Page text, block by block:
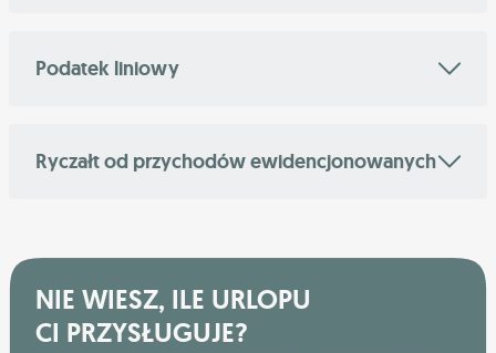
Podatek liniowy
Ryczałt od przychodów ewidencjonowanych
NIE WIESZ, ILE URLOPU
CI PRZYSŁUGUJE?